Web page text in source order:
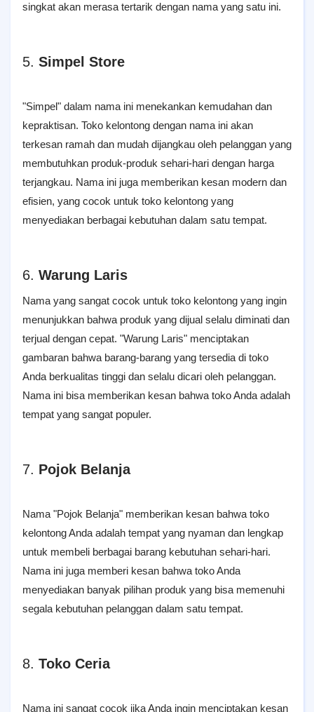
singkat akan merasa tertarik dengan nama yang satu ini.
5. Simpel Store
"Simpel" dalam nama ini menekankan kemudahan dan
kepraktisan. Toko kelontong dengan nama ini akan
terkesan ramah dan mudah dijangkau oleh pelanggan yang
membutuhkan produk-produk sehari-hari dengan harga
terjangkau. Nama ini juga memberikan kesan modern dan
efisien, yang cocok untuk toko kelontong yang
menyediakan berbagai kebutuhan dalam satu tempat.
6. Warung Laris
Nama yang sangat cocok untuk toko kelontong yang ingin
menunjukkan bahwa produk yang dijual selalu diminati dan
terjual dengan cepat. "Warung Laris" menciptakan
gambaran bahwa barang-barang yang tersedia di toko
Anda berkualitas tinggi dan selalu dicari oleh pelanggan.
Nama ini bisa memberikan kesan bahwa toko Anda adalah
tempat yang sangat populer.
7. Pojok Belanja
Nama "Pojok Belanja" memberikan kesan bahwa toko
kelontong Anda adalah tempat yang nyaman dan lengkap
untuk membeli berbagai barang kebutuhan sehari-hari.
Nama ini juga memberi kesan bahwa toko Anda
menyediakan banyak pilihan produk yang bisa memenuhi
segala kebutuhan pelanggan dalam satu tempat.
8. Toko Ceria
Nama ini sangat cocok jika Anda ingin menciptakan kesan